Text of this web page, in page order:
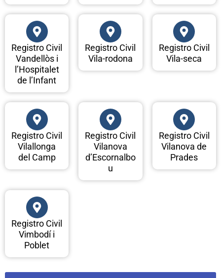
Registro Civil
Vandellòs i
l’Hospitalet
de l’Infant
Registro Civil
Vila-rodona
Registro Civil
Vila-seca
Registro Civil
Vilallonga
del Camp
Registro Civil
Vilanova
d’Escornalbo
u
Registro Civil
Vilanova de
Prades
Registro Civil
Vimbodí i
Poblet